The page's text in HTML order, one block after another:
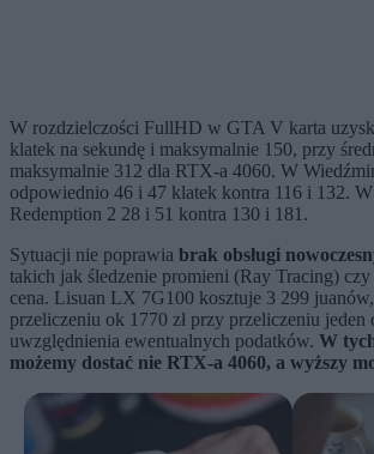
W rozdzielczości FullHD w GTA V karta
klatek na sekundę i maksymalnie 150, przy
maksymalnie 312 dla RTX-a 4060. W
odpowiednio 46 i 47 klatek kontra 116 i 132.
Redemption 2 28 i 51 kontra 130 i 181.
Sytuacji nie poprawia brak obsługi
takich jak śledzenie promieni (Ray Tracing)
cena. Lisuan LX 7G100 kosztuje 3 299
przeliczeniu ok 1770 zł przy przeliczeniu jeden
uwzględnienia ewentualnych podatków. W
możemy dostać nie RTX-a 4060, a wyższy